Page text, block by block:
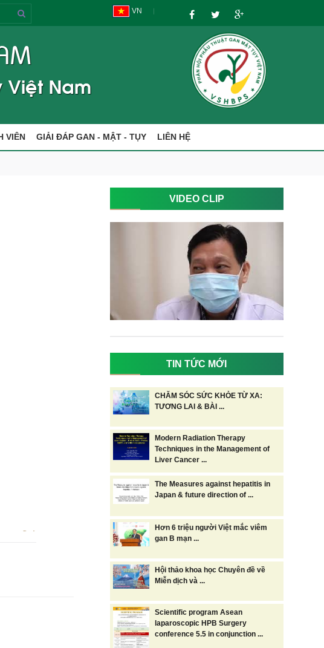
VN
VIÊN GIẢI ĐÁP GAN - MẬT - TỤY LIÊN HỆ
VIDEO CLIP
TIN TỨC MỚI
CHĂM SÓC SỨC KHỎE TỪ XA:
TƯƠNG LAI & BÀI ...
Modern Radiation Therapy
Techniques in the Management of
Liver Cancer ...
The Measures against hepatitis in
Japan & future direction of ...
Hơn 6 triệu người Việt mắc viêm
gan B mạn ...
Hội thảo khoa học Chuyên đề về
Miễn dịch và ...
Scientific program Asean
laparoscopic HPB Surgery
conference 5.5 in conjunction ...